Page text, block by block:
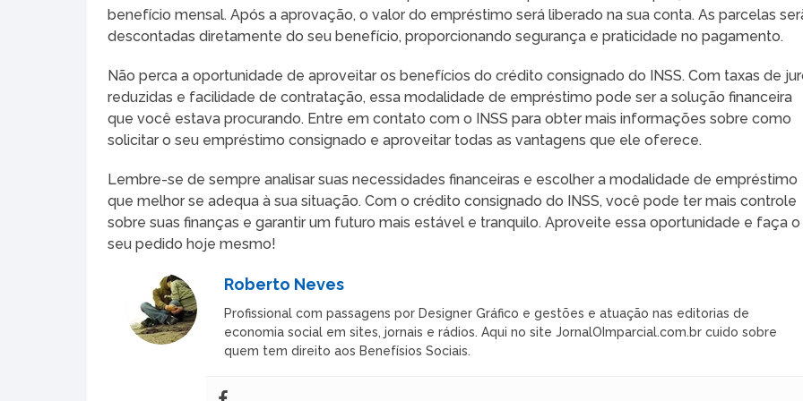
benefício mensal. Após a aprovação, o valor do empréstimo será liberado na sua conta. As parcelas
descontadas diretamente do seu benefício, proporcionando segurança e praticidade no pagamento.
Não perca a oportunidade de aproveitar os benefícios do crédito consignado do INSS. Com taxas de
reduzidas e facilidade de contratação, essa modalidade de empréstimo pode ser a solução financeira
que você estava procurando. Entre em contato com o INSS para obter mais informações sobre como
solicitar o seu empréstimo consignado e aproveitar todas as vantagens que ele oferece.
Lembre-se de sempre analisar suas necessidades financeiras e escolher a modalidade de empréstimo
que melhor se adequa à sua situação. Com o crédito consignado do INSS, você pode ter mais controle
sobre suas finanças e garantir um futuro mais estável e tranquilo. Aproveite essa oportunidade e faça o
seu pedido hoje mesmo!
Roberto Neves
Profissional com passagens por Designer Gráfico e gestões e atuação nas editorias de
economia social em sites, jornais e rádios. Aqui no site JornalOImparcial.com.br cuido sobre
quem tem direito aos Benefísios Sociais.